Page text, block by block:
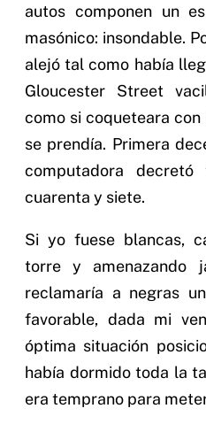
autos componen un
masónico: insondable.
alejó tal como había
Gloucester Street
como si coqueteara
se prendía. Primera
computadora
cuarenta y siete.
Si yo fuese blancas,
torre y amenazando
reclamaría a negras
favorable, dada mi
óptima situación
había dormido toda la
era temprano para